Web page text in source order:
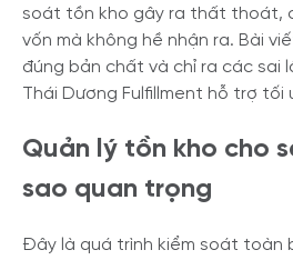
soát tồn kho gây ra thất thoát,
vốn mà không hề nhận ra. Bài
đúng bản chất và chỉ ra các sai
Thái Dương Fulfillment hỗ trợ tối
Quản lý tồn kho cho
sao quan trọng
Đây là quá trình kiểm soát toàn